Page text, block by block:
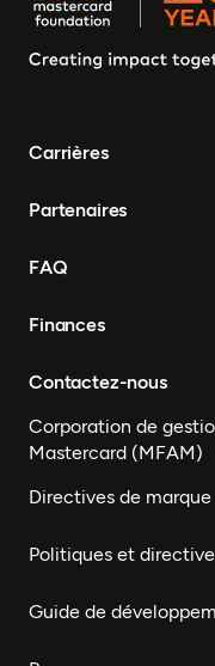
Carrières
Partenaires
FAQ
Finances
Contactez-nous
Corporation de
Mastercard (MFAM)
Directives de marque
Politiques et
Guide de